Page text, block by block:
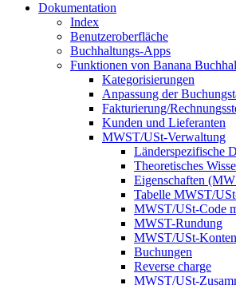
Dokumentation
Index
Benutzeroberfläche
Buchhaltungs-Apps
Funktionen von Banana
Kategorisierungen
Anpassung der
Fakturierung/
Kunden und Lieferanten
MWST/USt-Verwaltung
Länderspezifische
Theoretisches
Eigenschaften
Tabelle MWST/
MWST/USt-Code
MWST-Rundung
MWST/USt-
Buchungen
Reverse charge
MWST/USt-